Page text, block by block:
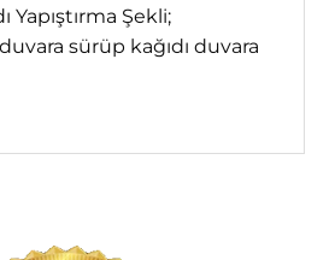
Yapıştırma Şekli;
duvara sürüp kağıdı duvara